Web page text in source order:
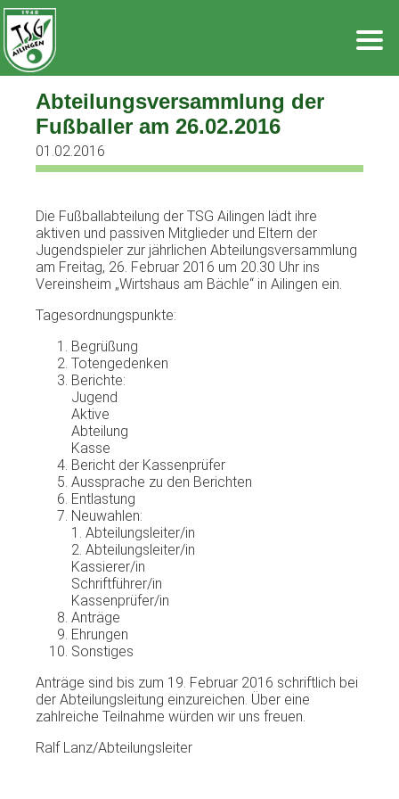
Zum
Inhalt
springen
Abteilungsversammlung der
Fußballer am 26.02.2016
01.02.2016
Die Fußballabteilung der TSG Ailingen lädt ihre
aktiven und passiven Mitglieder und Eltern der
Jugendspieler zur jährlichen Abteilungsversammlung
am Freitag, 26. Februar 2016 um 20.30 Uhr ins
Vereinsheim „Wirtshaus am Bächle“ in Ailingen ein.
Tagesordnungspunkte:
Begrüßung
Totengedenken
Berichte:
Jugend
Aktive
Abteilung
Kasse
Bericht der Kassenprüfer
Aussprache zu den Berichten
Entlastung
Neuwahlen:
1. Abteilungsleiter/in
2. Abteilungsleiter/in
Kassierer/in
Schriftführer/in
Kassenprüfer/in
Anträge
Ehrungen
Sonstiges
Anträge sind bis zum 19. Februar 2016 schriftlich bei
der Abteilungsleitung einzureichen. Über eine
zahlreiche Teilnahme würden wir uns freuen.
Ralf Lanz/Abteilungsleiter